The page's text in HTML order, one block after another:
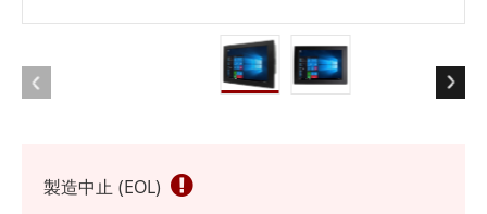
製造中止 (EOL)